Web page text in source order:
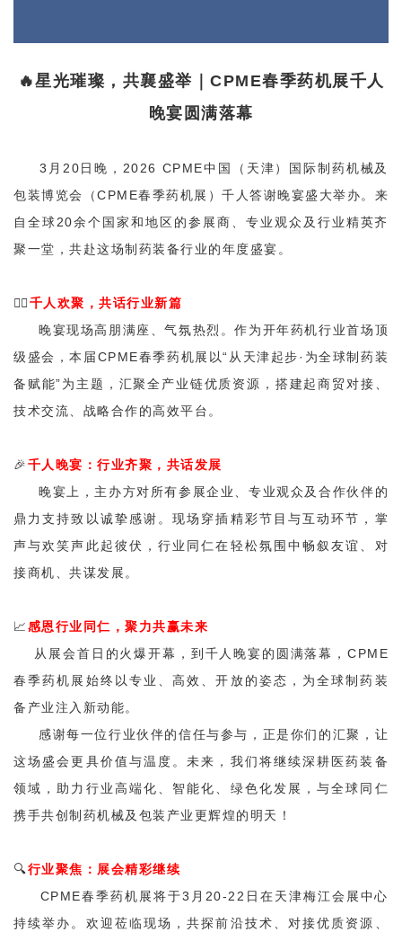
🔥星光璀璨，共襄盛举｜CPME春季药机展千人
晚宴圆满落幕
3月20日晚，2026 CPME中国（天津）国际制药机械及
包装博览会（CPME春季药机展）千人答谢晚宴盛大举办。来
自全球20余个国家和地区的参展商、专业观众及行业精英齐
聚一堂，共赴这场制药装备行业的年度盛宴。
🚶‍♂️千人欢聚，共话行业新篇
晚宴现场高朋满座、气氛热烈。作为开年药机行业首场顶
级盛会，本届CPME春季药机展以“从天津起步·为全球制药装
备赋能”为主题，汇聚全产业链优质资源，搭建起商贸对接、
技术交流、战略合作的高效平台。
🎉千人晚宴：行业齐聚，共话发展
晚宴上，主办方对所有参展企业、专业观众及合作伙伴的
鼎力支持致以诚挚感谢。现场穿插精彩节目与互动环节，掌
声与欢笑声此起彼伏，行业同仁在轻松氛围中畅叙友谊、对
接商机、共谋发展。
📈感恩行业同仁，聚力共赢未来
从展会首日的火爆开幕，到千人晚宴的圆满落幕，CPME
春季药机展始终以专业、高效、开放的姿态，为全球制药装
备产业注入新动能。
感谢每一位行业伙伴的信任与参与，正是你们的汇聚，让
这场盛会更具价值与温度。未来，我们将继续深耕医药装备
领域，助力行业高端化、智能化、绿色化发展，与全球同仁
携手共创制药机械及包装产业更辉煌的明天！
🔍行业聚焦： 展会精彩继续
CPME春季药机展将于3月20-22日在天津梅江会展中心
持续举办。欢迎莅临现场，共探前沿技术、对接优质资源、